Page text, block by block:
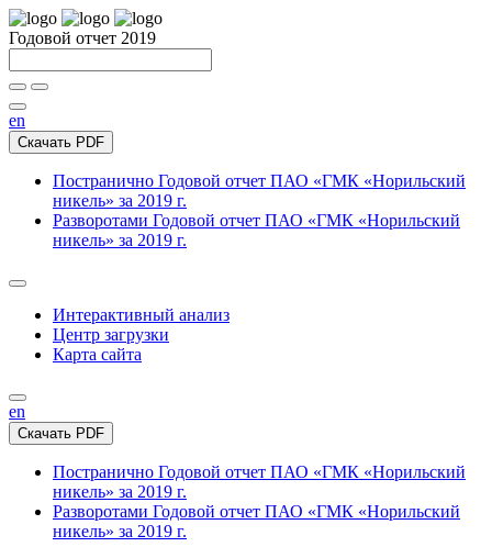
Годовой отчет 2019
en
Скачать PDF
Постранично Годовой отчет ПАО «ГМК «Норильский
никель» за 2019 г.
Разворотами Годовой отчет ПАО «ГМК «Норильский
никель» за 2019 г.
Интерактивный анализ
Центр загрузки
Карта сайта
en
Скачать PDF
Постранично Годовой отчет ПАО «ГМК «Норильский
никель» за 2019 г.
Разворотами Годовой отчет ПАО «ГМК «Норильский
никель» за 2019 г.